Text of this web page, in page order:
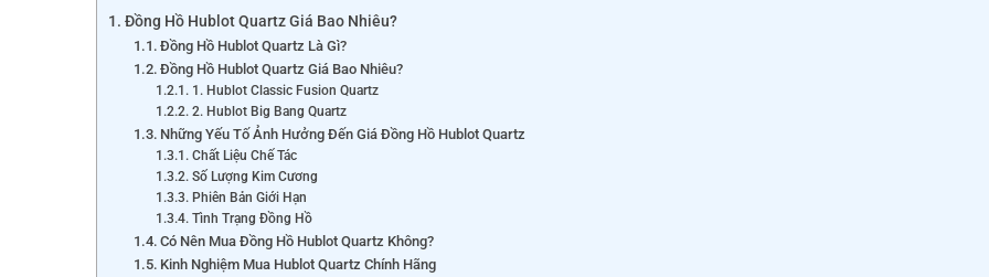
Đồng Hồ Hublot Quartz Giá Bao Nhiêu?
Đồng Hồ Hublot Quartz Là Gì?
Đồng Hồ Hublot Quartz Giá Bao Nhiêu?
1. Hublot Classic Fusion Quartz
2. Hublot Big Bang Quartz
Những Yếu Tố Ảnh Hưởng Đến Giá Đồng Hồ Hublot Quartz
Chất Liệu Chế Tác
Số Lượng Kim Cương
Phiên Bản Giới Hạn
Tình Trạng Đồng Hồ
Có Nên Mua Đồng Hồ Hublot Quartz Không?
Kinh Nghiệm Mua Hublot Quartz Chính Hãng